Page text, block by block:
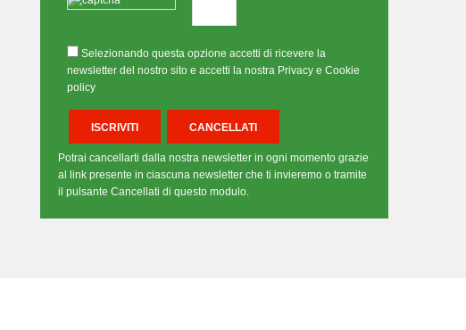
Selezionando questa opzione accetti di ricevere la
newsletter del nostro sito e accetti la nostra Privacy e Cookie
policy
Potrai cancellarti dalla nostra newsletter in ogni momento grazie
al link presente in ciascuna newsletter che ti invieremo o tramite
il pulsante Cancellati di questo modulo.